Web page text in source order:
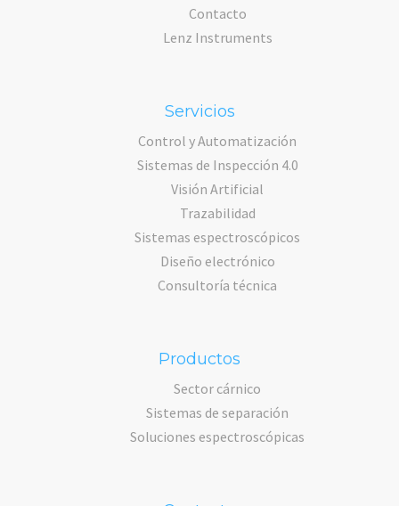
Contacto
Lenz Instruments
Servicios
Control y Automatización
Sistemas de Inspección 4.0
Visión Artificial
Trazabilidad
Sistemas espectroscópicos
Diseño electrónico
Consultoría técnica
Productos
Sector cárnico
Sistemas de separación
Soluciones espectroscópicas